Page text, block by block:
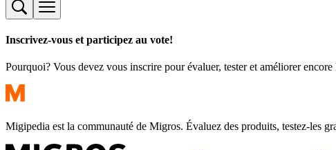
Inscrivez-vous et participez au vote!
Pourquoi? Vous devez vous inscrire pour évaluer, tester et améliorer
Migipedia est la communauté de Migros. Évaluez des produits, testez-les